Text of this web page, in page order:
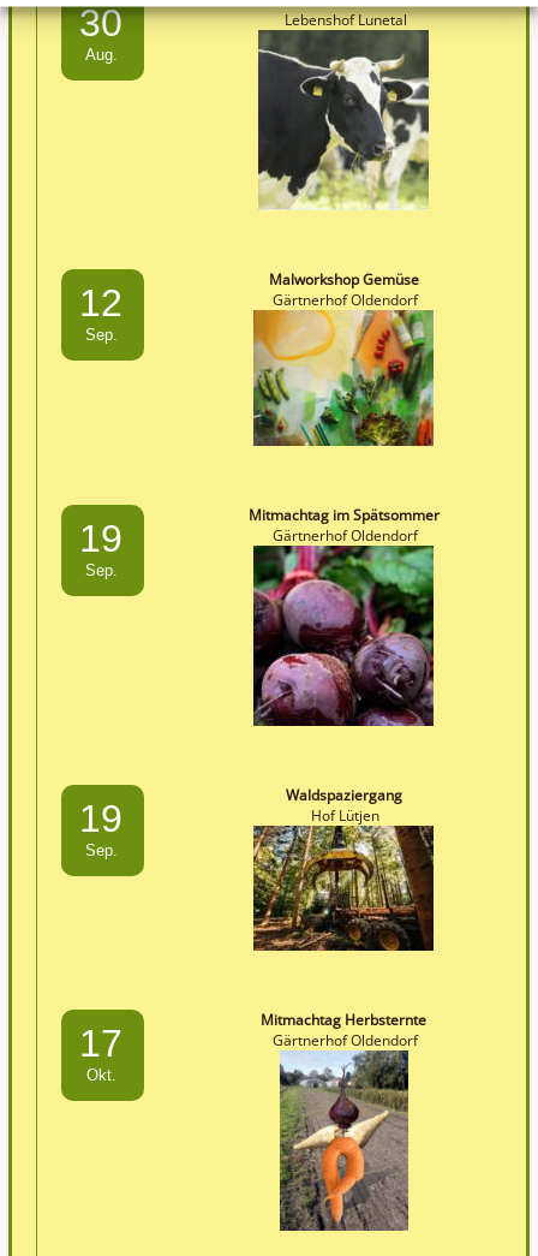
30
Aug.
Lebenshof Lunetal
12
Sep.
Malworkshop Gemüse
Gärtnerhof Oldendorf
19
Sep.
Mitmachtag im Spätsommer
Gärtnerhof Oldendorf
19
Sep.
Waldspaziergang
Hof Lütjen
17
Okt.
Mitmachtag Herbsternte
Gärtnerhof Oldendorf